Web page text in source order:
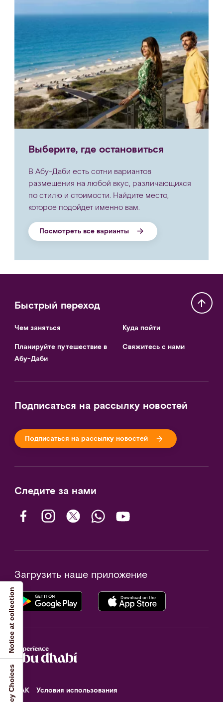
Выберите, где остановиться
В Абу-Даби есть сотни вариантов
размещения на любой вкус, различающихся
по стилю и стоимости. Найдите место,
которое подойдет именно вам.
Посмотреть все варианты
Быстрый переход
Чем заняться
Планируйте путешествие в
Абу-Даби
Куда пойти
Свяжитесь с нами
Подписаться на рассылку новостей
Подписаться на рассылку новостей
Следите за нами
Загрузить наше приложение
ФАК Условия использования
Notice at collection